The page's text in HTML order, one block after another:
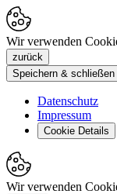
Wir verwenden
zurück
Speichern & schließen
Datenschutz
Impressum
Cookie Details
Wir verwenden